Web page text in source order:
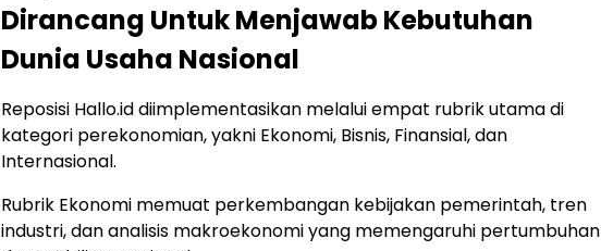
Dirancang Untuk Menjawab Kebutuhan
Dunia Usaha Nasional
Reposisi Hallo.id diimplementasikan melalui empat rubrik utama di
kategori perekonomian, yakni Ekonomi, Bisnis, Finansial, dan
Internasional.
Rubrik Ekonomi memuat perkembangan kebijakan pemerintah, tren
industri, dan analisis makroekonomi yang memengaruhi pertumbuhan